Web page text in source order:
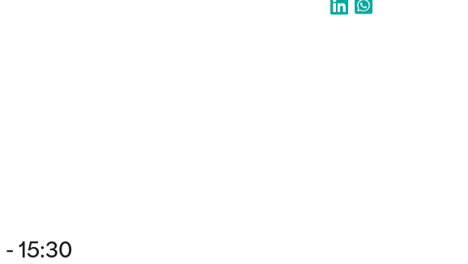
15:30